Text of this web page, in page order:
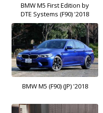
BMW M5 First Edition by
DTE Systems (F90) '2018
BMW M5 (F90) (JP) '2018